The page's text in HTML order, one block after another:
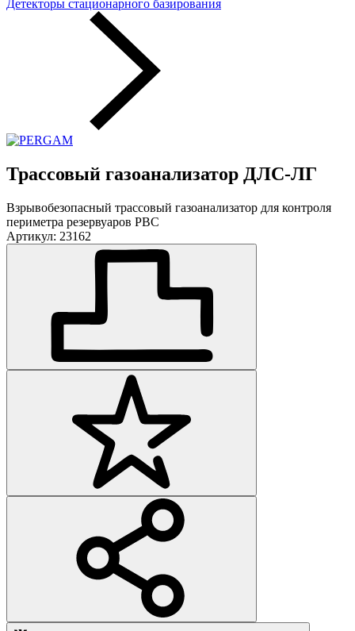
Детекторы стационарного базирования
Трассовый газоанализатор ДЛС-ЛГ
Взрывобезопасный трассовый газоанализатор для контроля
периметра резервуаров РВС
Артикул: 23162